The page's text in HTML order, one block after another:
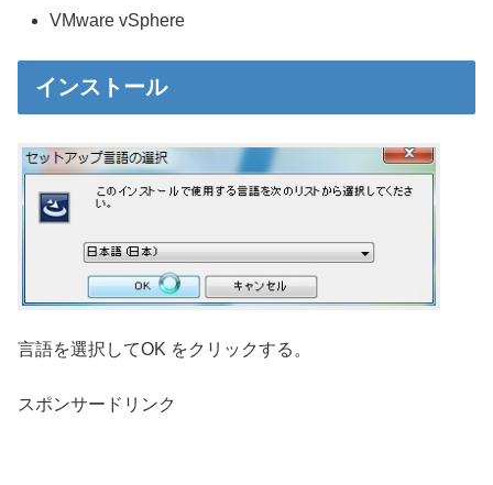
VMware vSphere
インストール
言語を選択してOK をクリックする。
スポンサードリンク